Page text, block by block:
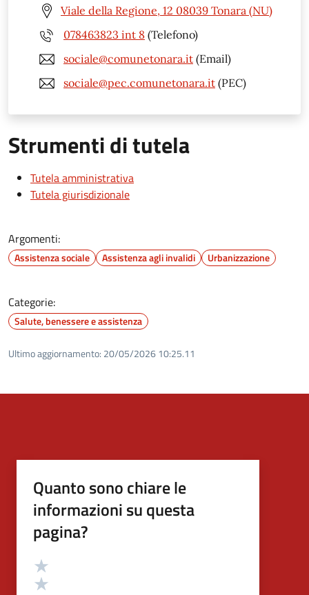
Viale della Regione, 12 08039 Tonara (NU)
078463823 int 8 (Telefono)
sociale@comunetonara.it (Email)
sociale@pec.comunetonara.it (PEC)
Strumenti di tutela
Tutela amministrativa
Tutela giurisdizionale
Argomenti:
Assistenza sociale Assistenza agli invalidi Urbanizzazione
Categorie:
Salute, benessere e assistenza
Ultimo aggiornamento: 20/05/2026 10:25.11
Quanto sono chiare le
informazioni su questa
pagina?
Valutazione